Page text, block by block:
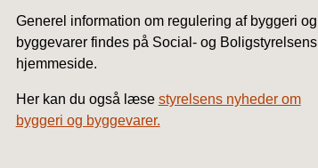
Generel information om regulering af byggeri og
byggevarer findes på Social- og Boligstyrelsens
hjemmeside.
Her kan du også læse styrelsens nyheder om
byggeri og byggevarer.